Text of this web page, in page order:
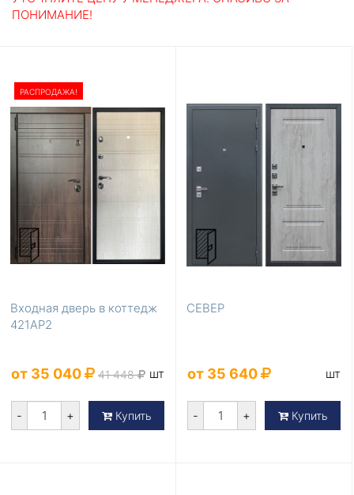
Материал отделки
860×2050
1250×2070 850×2050 950×2050
Популярные цвета
Коричневые Светло-коричневые Светлые
Серые Тёмно-коричневые Темные
ПОНИМАНИЕ!
РАСПРОДАЖА!
Входная дверь в коттедж
421АР2
от 35 040 41 448 шт
- + Купить
СЕВЕР
от 35 640 шт
- + Купить